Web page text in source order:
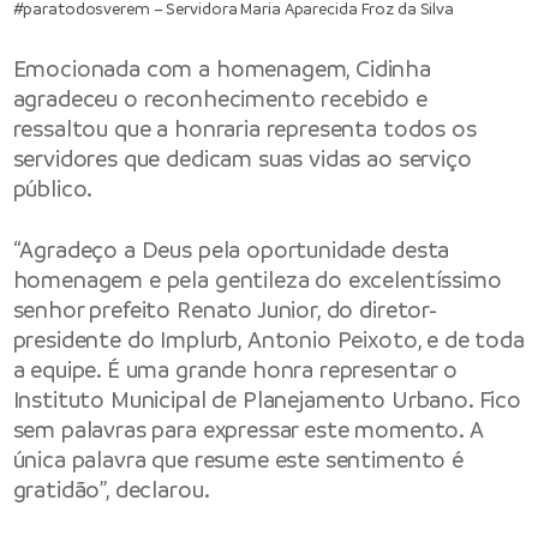
#paratodosverem – Servidora Maria Aparecida Froz da Silva
Emocionada com a homenagem, Cidinha
agradeceu o reconhecimento recebido e
ressaltou que a honraria representa todos os
servidores que dedicam suas vidas ao serviço
público.
“Agradeço a Deus pela oportunidade desta
homenagem e pela gentileza do excelentíssimo
senhor prefeito Renato Junior, do diretor-
presidente do Implurb, Antonio Peixoto, e de toda
a equipe. É uma grande honra representar o
Instituto Municipal de Planejamento Urbano. Fico
sem palavras para expressar este momento. A
única palavra que resume este sentimento é
gratidão”, declarou.